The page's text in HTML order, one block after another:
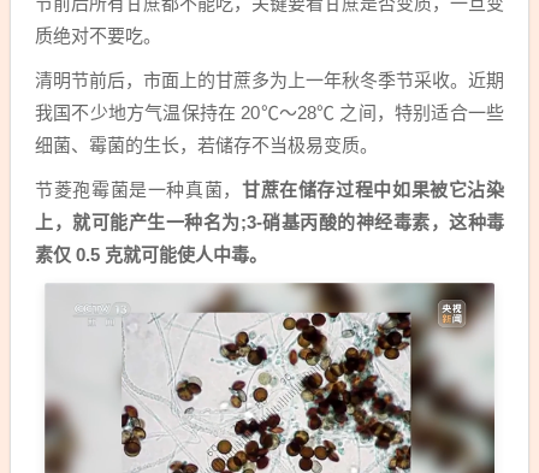
质绝对不要吃。
清明节前后，市面上的甘蔗多为上一年秋冬季节采收。近期
我国不少地方气温保持在 20℃～28℃ 之间，特别适合一些
细菌、霉菌的生长，若储存不当极易变质。
节菱孢霉菌是一种真菌， 甘蔗在储存过程中如果被它沾染
上，就可能产生一种名为;3-硝基丙酸的神经毒素，这种毒
素仅 0.5 克就可能使人中毒。